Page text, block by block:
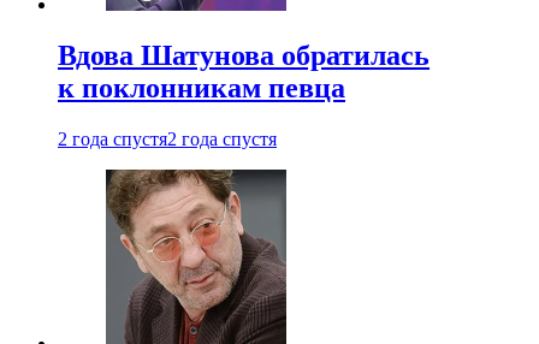
Вдова Шатунова обратилась
к поклонникам певца
2 года спустя2 года спустя